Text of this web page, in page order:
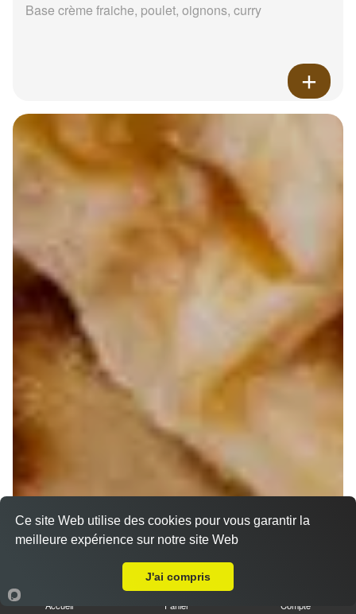
Base crème fraiche, poulet, oignons, curry
Accueil Panier Compte
Ce site Web utilise des cookies pour vous garantir la
meilleure expérience sur notre site Web
J'ai compris